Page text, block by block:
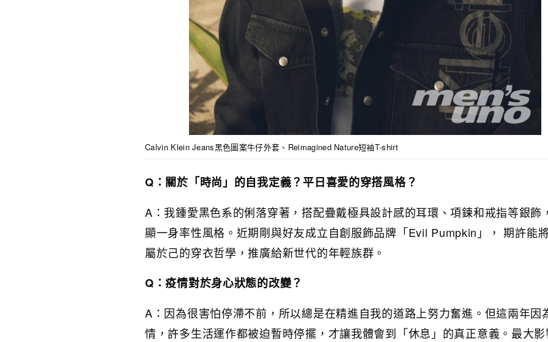
Calvin Klein Jeans黑色圖案牛仔外套、Reimagined Nature短袖T-shirt
Q：關於「時尚」的自我定義？平日喜愛的穿搭風格？
A：我鍾愛黑色系的俐落穿著，搭配疊戴極具設計感的耳環、項鍊和戒指等銀飾
顯一身率性風格。近期剛與好友成立自創服飾品牌「Evil Pumpkin」， 期許能
屬於己的穿衣哲學，推廣給新世代的年輕族群。
Q：疫情對於身心狀態的改變？
A：因為很害怕停滯不前，所以總是在精進自我的道路上努力奮進。但這兩年因
情，許多生活運作都被迫暫時停擺，才讓我體會到「休息」的真正意義。最大